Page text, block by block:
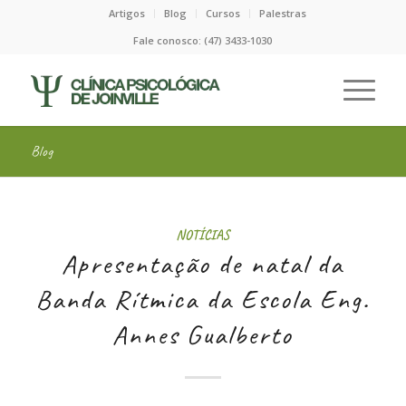
Artigos Blog Cursos
Palestras
Fale conosco: (47) 3433-1030
Blog
NOTÍCIAS
Apresentação de natal da
Banda Rítmica da Escola Eng.
Annes Gualberto